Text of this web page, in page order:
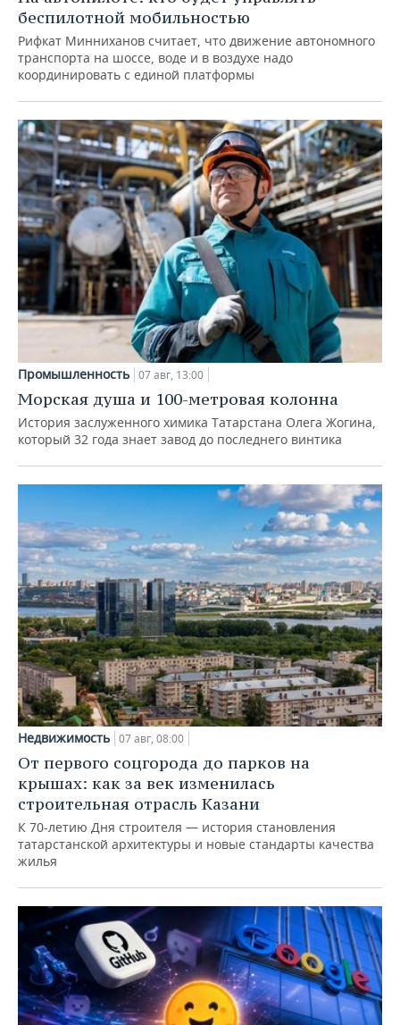
беспилотной мобильностью
Рифкат Минниханов считает, что движение автономного
транспорта на шоссе, воде и в воздухе надо
координировать с единой платформы
Промышленность 07 авг, 13:00
Морская душа и 100-метровая колонна
История заслуженного химика Татарстана Олега Жогина,
который 32 года знает завод до последнего винтика
Недвижимость 07 авг, 08:00
От первого соцгорода до парков на
крышах: как за век изменилась
строительная отрасль Казани
К 70-летию Дня строителя — история становления
татарстанской архитектуры и новые стандарты качества
жилья